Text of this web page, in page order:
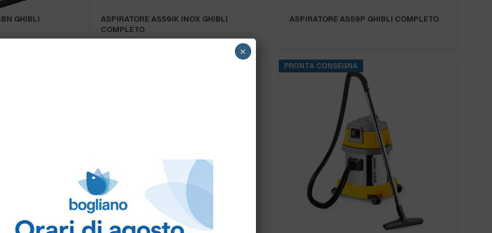
GHIBLI
ASPIRATORE AS59IK INOX GHIBLI
COMPLETO
ASPIRATORE AS59P GHIBLI COMPLETO
PRONTA CONSEGNA
×